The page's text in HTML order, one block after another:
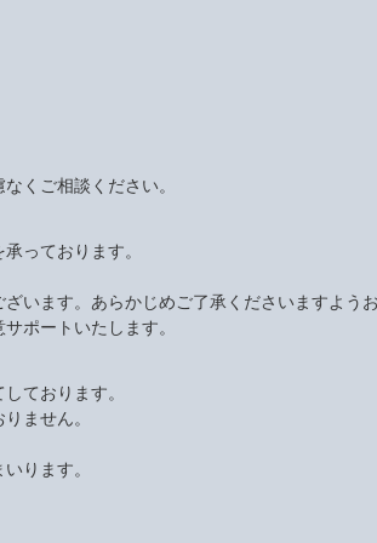
くご相談ください。
っております。
います。あらかじめご了承くださいますようお
ポートいたします。
ております。
ません。
ります。